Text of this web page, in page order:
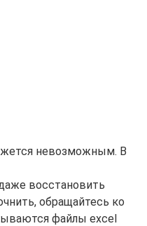
невозможным. В
восстановить
обращайтесь ко
файлы excel